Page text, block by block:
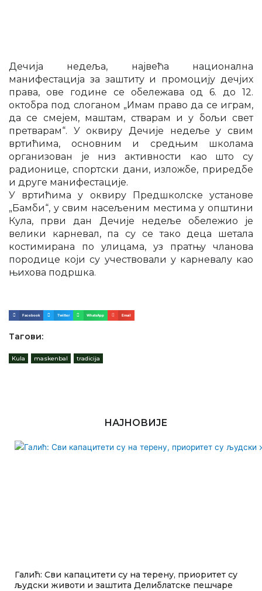
Дечија недеља, највећа национална
манифестација за заштиту и промоцију дечјих
права, ове године се обележава од 6. до 12.
октобра под слоганом „Имам право да се играм,
да се смејем, маштам, стварам и у бољи свет
претварам“. У оквиру Дечије недеље у свим
вртићима, основним и средњим школама
организован је низ активности као што су
радионице, спортски дани, изложбе, приредбе
и друге манифестације.
У вртићима у оквиру Предшколске установе
„Бамби“, у свим насељеним местима у општини
Кула, први дан Дечије недеље обележио је
велики карневал, па су се тако деца шетала
костимирана по улицама, уз пратњу чланова
породице који су учествовали у карневалу као
њихова подршка.
Facebook Twitter WhatsApp Email
Тагови:
Kula maskenbal tradicija
НАЈНОВИЈЕ
Галић: Сви капацитети су на терену, приоритет су
људски животи и заштита Делиблатске пешчаре